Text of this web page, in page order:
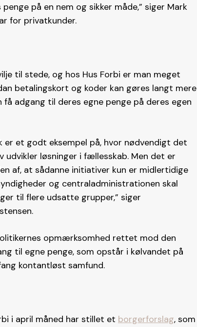
på en nem og sikker måde,” siger Mark
for privatkunder.
til stede, og hos Hus Forbi er man meget
betalingskort og koder kan gøres langt mere
adgang til deres egne penge på deres egen
er et godt eksempel på, hvor nødvendigt det
udvikler løsninger i fællesskab. Men det er
af, at sådanne initiativer kun er midlertidige
og centraladministrationen skal
til flere udsatte grupper,” siger
opmærksomhed rettet mod den
til egne penge, som opstår i kølvandet på
kontantløst samfund.
i april måned har stillet et borgerforslag, som